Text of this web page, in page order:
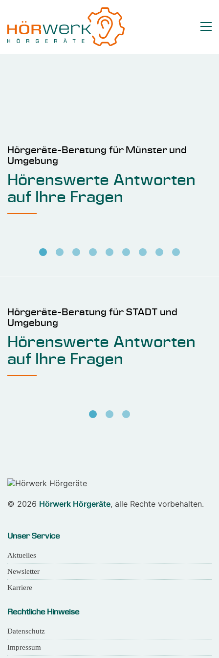
Hörgeräte-Beratung für Münster und
Umgebung
Hörenswerte Antworten
auf Ihre Fragen
Hörgeräte-Beratung für STADT und
Umgebung
Hörenswerte Antworten
auf Ihre Fragen
© 2026 Hörwerk Hörgeräte, alle Rechte vorbehalten.
Unser Service
Aktuelles
Newsletter
Karriere
Rechtliche Hinweise
Datenschutz
Impressum